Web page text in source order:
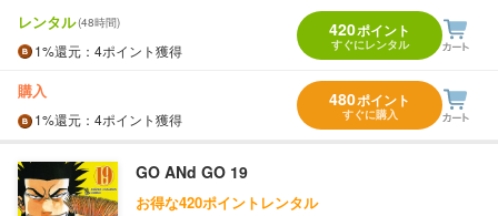
レンタル(48時間)
1%還元 ：4ポイント獲得
420ポイント
すぐにレンタル
購入
1%還元 ：4ポイント獲得
480ポイント
すぐに購入
GO ANd GO 19
お得な420ポイントレンタル